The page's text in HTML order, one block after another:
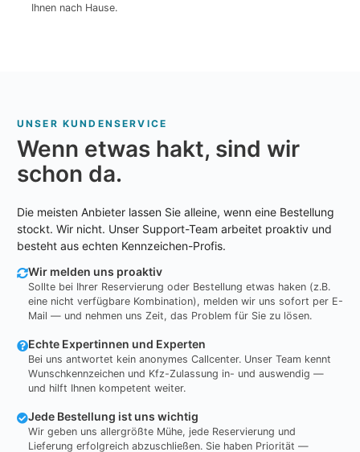
Ihnen nach Hause.
UNSER KUNDENSERVICE
Wenn etwas hakt, sind wir
schon da.
Die meisten Anbieter lassen Sie alleine, wenn eine Bestellung
stockt. Wir nicht. Unser Support-Team arbeitet proaktiv und
besteht aus echten Kennzeichen-Profis.
Wir melden uns proaktiv
Sollte bei Ihrer Reservierung oder Bestellung etwas haken (z.B.
eine nicht verfügbare Kombination), melden wir uns sofort per E-
Mail — und nehmen uns Zeit, das Problem für Sie zu lösen.
Echte Expertinnen und Experten
Bei uns antwortet kein anonymes Callcenter. Unser Team kennt
Wunschkennzeichen und Kfz-Zulassung in- und auswendig —
und hilft Ihnen kompetent weiter.
Jede Bestellung ist uns wichtig
Wir geben uns allergrößte Mühe, jede Reservierung und
Lieferung erfolgreich abzuschließen. Sie haben Priorität —